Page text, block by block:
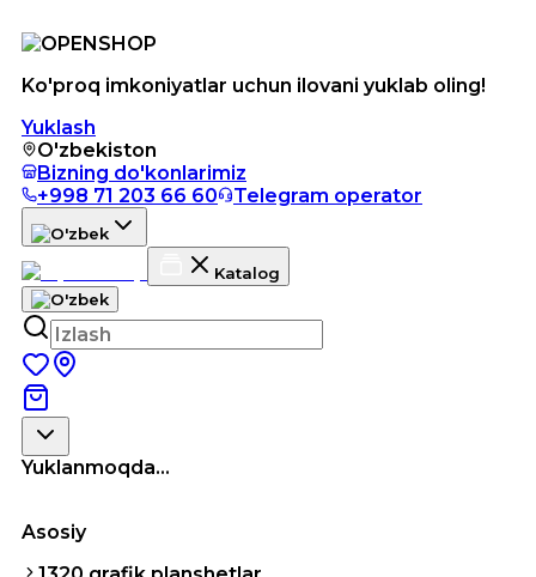
Ko'proq imkoniyatlar uchun ilovani yuklab oling!
Yuklash
O'zbekiston
Bizning do'konlarimiz
+998 71 203 66 60
Telegram operator
Katalog
Yuklanmoqda...
Asosiy